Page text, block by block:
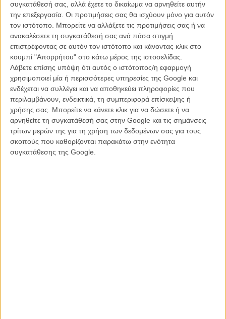
συγκατάθεσή σας, αλλά έχετε το δικαίωμα να αρνηθείτε αυτήν
την επεξεργασία. Οι προτιμήσεις σας θα ισχύουν μόνο για αυτόν
τον ιστότοπο. Μπορείτε να αλλάξετε τις προτιμήσεις σας ή να
ανακαλέσετε τη συγκατάθεσή σας ανά πάσα στιγμή
επιστρέφοντας σε αυτόν τον ιστότοπο και κάνοντας κλικ στο
κουμπί "Απορρήτου" στο κάτω μέρος της ιστοσελίδας.
Λάβετε επίσης υπόψη ότι αυτός ο ιστότοπος/η εφαρμογή
χρησιμοποιεί μία ή περισσότερες υπηρεσίες της Google και
ενδέχεται να συλλέγει και να αποθηκεύει πληροφορίες που
περιλαμβάνουν, ενδεικτικά, τη συμπεριφορά επίσκεψης ή
χρήσης σας. Μπορείτε να κάνετε κλικ για να δώσετε ή να
αρνηθείτε τη συγκατάθεσή σας στην Google και τις σημάνσεις
τρίτων μερών της για τη χρήση των δεδομένων σας για τους
σκοπούς που καθορίζονται παρακάτω στην ενότητα
συγκατάθεσης της Google.
Από την ταινία«'Αλπεις»η Εύη Ζαφειροπούλου
Από την ταινία«Το Γάλα»η Κατερίνα Βαρθαλίτου
Από την ταινία«Παράδεισος» η Εύη Ζαφειροπούλου
Βραβείο ήχου
Από την ταινία«'Αδικος Κόσμος»οι Βαγγέλης Ζέλκας, 'Αρης
Λουζιώτης, Αλέξανδρος Σιδηρόπουλος και Κώστας
Bαρυμποπιώτης
Από την ταινία «Το Γάλα» ο Μαρίνος Αθανασόπουλος